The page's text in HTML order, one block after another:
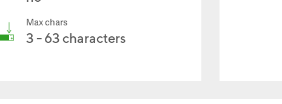
Max chars
3 - 63 characters